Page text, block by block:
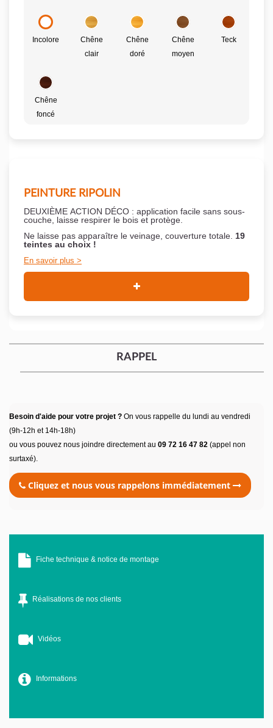
Incolore
Chêne
clair
Chêne
doré
Chêne
moyen
Teck
Chêne
foncé
PEINTURE RIPOLIN
DEUXIÈME ACTION DÉCO : application facile sans sous-
couche, laisse respirer le bois et protège.
Ne laisse pas apparaître le veinage, couverture totale. 19
teintes au choix !
En savoir plus
RAPPEL
Besoin d'aide pour votre projet ? On vous rappelle du lundi au vendredi
(9h-12h et 14h-18h)
ou vous pouvez nous joindre directement au 09 72 16 47 82 (appel non
surtaxé).
Cliquez et nous vous rappelons immédiatement
Fiche technique & notice de montage
Réalisations de nos clients
Vidéos
Informations